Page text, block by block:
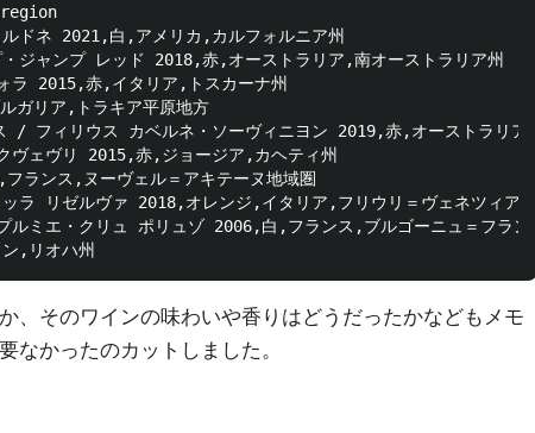
ドネ 2021,白,アメリカ,カルフォルニア州
ジャンプ レッド 2018,赤,オーストラリア,南オーストラリア州
2015,赤,イタリア,トスカーナ州
ガリア,トラキア平原地方
/ フィリウス カベルネ・ソーヴィニヨン 2019,赤,オーストラリア,
ェヴリ 2015,赤,ジョージア,カヘティ州
ランス,ヌーヴェル＝アキテーヌ地域圏
ラ リゼルヴァ 2018,オレンジ,イタリア,フリウリ＝ヴェネツィア・
ミエ・クリュ ポリュゾ 2006,白,フランス,ブルゴーニュ＝フラン
、そのワインの味わいや香りはどうだったかなどもメモ
なかったのカットしました。